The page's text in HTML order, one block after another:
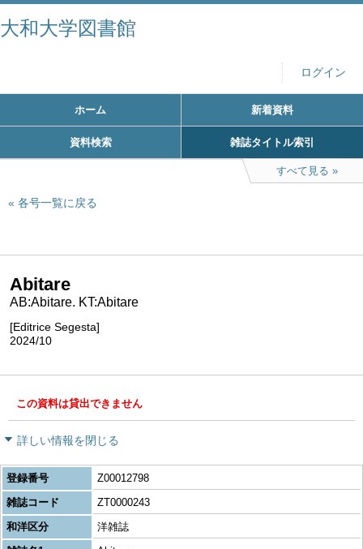
大和大学図書館
ログイン
ホーム 新着資料
資料検索 雑誌タイトル索引
すべて見る
各号一覧に戻る
Abitare
AB:Abitare. KT:Abitare
[Editrice Segesta]
2024/10
この資料は貸出できません
詳しい情報を閉じる
登録番号
Z00012798
雑誌コード
ZT0000243
和洋区分
洋雑誌